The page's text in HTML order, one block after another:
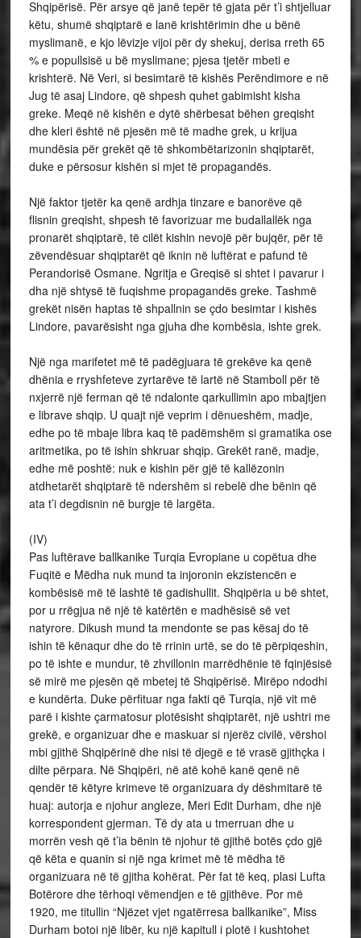
Shqipërisë. Për arsye që janë tepër të gjata për t’i shtjelluar
këtu, shumë shqiptarë e lanë krishtërimin dhe u bënë
myslimanë, e kjo lëvizje vijoi për dy shekuj, derisa rreth 65
% e popullsisë u bë myslimane; pjesa tjetër mbeti e
krishterë. Në Veri, si besimtarë të kishës Perëndimore e në
Jug të asaj Lindore, që shpesh quhet gabimisht kisha
greke. Meqë në kishën e dytë shërbesat bëhen greqisht
dhe kleri është në pjesën më të madhe grek, u krijua
mundësia për grekët që të shkombëtarizonin shqiptarët,
duke e përsosur kishën si mjet të propagandës.
Një faktor tjetër ka qenë ardhja tinzare e banorëve që
flisnin greqisht, shpesh të favorizuar me budallallëk nga
pronarët shqiptarë, të cilët kishin nevojë për bujqër, për të
zëvendësuar shqiptarët që iknin në luftërat e pafund të
Perandorisë Osmane. Ngritja e Greqisë si shtet i pavarur i
dha një shtysë të fuqishme propagandës greke. Tashmë
grekët nisën haptas të shpallnin se çdo besimtar i kishës
Lindore, pavarësisht nga gjuha dhe kombësia, ishte grek.
Një nga marifetet më të padëgjuara të grekëve ka qenë
dhënia e rryshfeteve zyrtarëve të lartë në Stamboll për të
nxjerrë një ferman që të ndalonte qarkullimin apo mbajtjen
e librave shqip. U quajt një veprim i dënueshëm, madje,
edhe po të mbaje libra kaq të padëmshëm si gramatika ose
aritmetika, po të ishin shkruar shqip. Grekët ranë, madje,
edhe më poshtë: nuk e kishin për gjë të kallëzonin
atdhetarët shqiptarë të ndershëm si rebelë dhe bënin që
ata t’i degdisnin në burgje të largëta.
(IV)
Pas luftërave ballkanike Turqia Evropiane u copëtua dhe
Fuqitë e Mëdha nuk mund ta injoronin ekzistencën e
kombësisë më të lashtë të gadishullit. Shqipëria u bë shtet,
por u rrëgjua në një të katërtën e madhësisë së vet
natyrore. Dikush mund ta mendonte se pas kësaj do të
ishin të kënaqur dhe do të rrinin urtë, se do të përpiqeshin,
po të ishte e mundur, të zhvillonin marrëdhënie të fqinjësisë
së mirë me pjesën që mbetej të Shqipërisë. Mirëpo ndodhi
e kundërta. Duke përfituar nga fakti që Turqia, një vit më
parë i kishte çarmatosur plotësisht shqiptarët, një ushtri me
grekë, e organizuar dhe e maskuar si njerëz civilë, vërshoi
mbi gjithë Shqipërinë dhe nisi të djegë e të vrasë gjithçka i
dilte përpara. Në Shqipëri, në atë kohë kanë qenë në
qendër të këtyre krimeve të organizuara dy dëshmitarë të
huaj: autorja e njohur angleze, Meri Edit Durham, dhe një
korrespondent gjerman. Të dy ata u tmerruan dhe u
morrën vesh që t’ia bënin të njohur të gjithë botës çdo gjë
që këta e quanin si një nga krimet më të mëdha të
organizuara në të gjitha kohërat. Për fat të keq, plasi Lufta
Botërore dhe tërhoqi vëmendjen e të gjithëve. Por më
1920, me titullin “Njëzet vjet ngatërresa ballkanike”, Miss
Durham botoi një libër, ku një kapitull i plotë i kushtohet